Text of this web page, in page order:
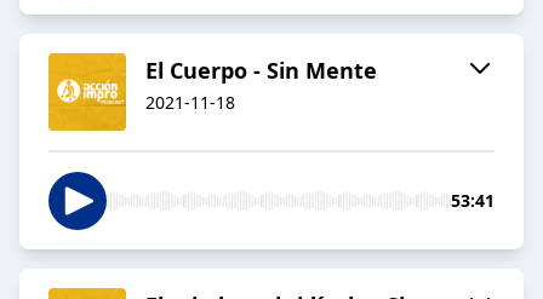
El Cuerpo - Sin Mente
2021-11-18
53:41